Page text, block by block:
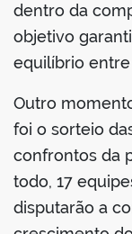
dentro da
objetivo
equilíbrio
Outro
foi o sorteio
confrontos da
todo, 17
disputarão a